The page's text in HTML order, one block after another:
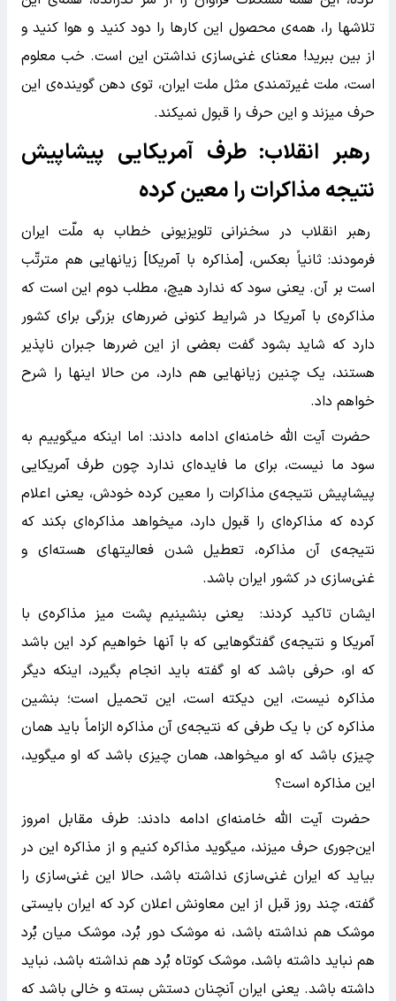
تلاشها را، همه‌ی محصول این کارها را دود کنید و هوا کنید و
از بین ببرید! معنای غنی‌سازی نداشتن این است. خب معلوم
است، ملت غیرتمندی مثل ملت ایران، توی دهن گوینده‌ی این
حرف میزند و این حرف را قبول نمیکند.
رهبر انقلاب: طرف آمریکایی پیشاپیش
نتیجه مذاکرات را معین کرده
رهبر انقلاب در سخنرانی تلویزیونی خطاب به ملّت ایران
فرمودند: ثانیاً بعکس، [مذاکره با آمریکا] زیانهایی هم مترتّب
است بر آن. یعنی سود که ندارد هیچ، مطلب دوم این است که
مذاکره‌ی با آمریکا در شرایط کنونی ضررهای بزرگی برای کشور
دارد که شاید بشود گفت بعضی از این ضررها جبران ناپذیر
هستند، یک چنین زیانهایی هم دارد، من حالا اینها را شرح
خواهم داد.
حضرت آیت الله خامنه‌ای ادامه دادند: اما اینکه میگوییم به
سود ما نیست، برای ما فایده‌ای ندارد چون طرف آمریکایی
پیشاپیش نتیجه‌ی مذاکرات را معین کرده خودش، یعنی اعلام
کرده که مذاکره‌ای را قبول دارد، میخواهد مذاکره‌ای بکند که
نتیجه‌ی آن مذاکره، تعطیل شدن فعالیتهای هسته‌ای و
غنی‌سازی در کشور ایران باشد.
ایشان تاکید کردند: یعنی بنشینیم پشت میز مذاکره‌ی با
آمریکا و نتیجه‌ی گفتگوهایی که با آنها خواهیم کرد این باشد
که او، حرفی باشد که او گفته باید انجام بگیرد، اینکه دیگر
مذاکره نیست، این دیکته است، این تحمیل است؛ بنشین
مذاکره کن با یک طرفی که نتیجه‌ی آن مذاکره الزاماً باید همان
چیزی باشد که او میخواهد، همان چیزی باشد که او میگوید،
این مذاکره است؟
حضرت آیت الله خامنه‌ای ادامه دادند: طرف مقابل امروز
این‌جوری حرف میزند، میگوید مذاکره کنیم و از مذاکره این در
بیاید که ایران غنی‌سازی نداشته باشد، حالا این غنی‌سازی را
گفته، چند روز قبل از این معاونش اعلان کرد که ایران بایستی
موشک هم نداشته باشد، نه موشک دور بُرد، موشک میان بُرد
هم نباید داشته باشد، موشک کوتاه بُرد هم نداشته باشد، نباید
داشته باشد. یعنی ایران آنچنان دستش بسته و خالی باشد که